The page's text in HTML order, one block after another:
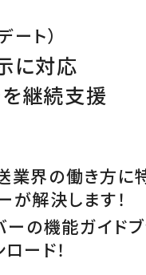
ート）
に対応
継続支援
業界の働き方に
が解決します！
ーの機能ガイド
ード！